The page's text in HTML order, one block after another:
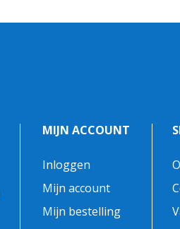
MIJN ACCOUNT
Inloggen
Mijn account
Mijn bestelling